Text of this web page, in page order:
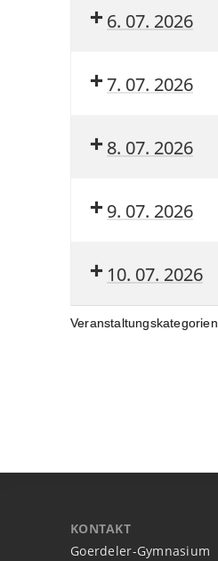
6. 07. 2026
7. 07. 2026
8. 07. 2026
9. 07. 2026
10. 07. 2026
Veranstaltungskategorien
KONTAKT
Goerdeler-Gymnasium